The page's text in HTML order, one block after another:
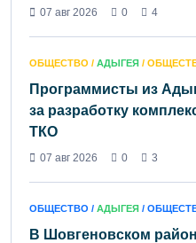
07 авг 2026 0 4
ОБЩЕСТВО / АДЫГЕЯ /
Программисты из
за разработку
ТКО
07 авг 2026 0 3
ОБЩЕСТВО / АДЫГЕЯ /
В Шовгеновском